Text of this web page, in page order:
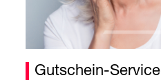
Gutschein-Service